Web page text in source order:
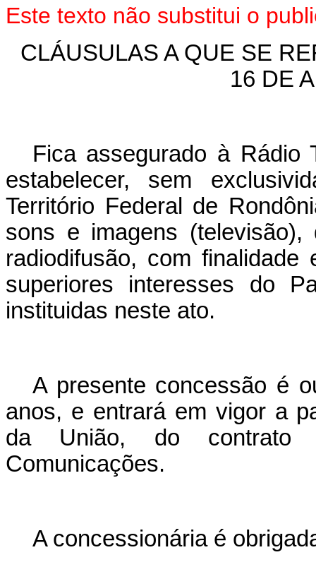
Este texto não substitui o
CLÁUSULAS A QUE SE
16 DE
Fica assegurado à Rádio
estabelecer, sem
Território Federal de
sons e imagens
radiodifusão, com
superiores interesses do
instituidas neste ato.
A presente concessão é
anos, e entrará em vigor a
da União, do contrato
Comunicações.
A concessionária é